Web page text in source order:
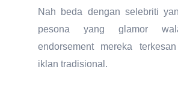
Nah beda dengan selebriti
pesona yang glamor
endorsement mereka
iklan tradisional.